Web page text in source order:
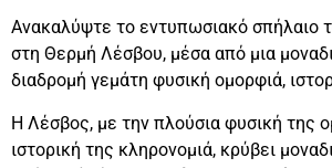
Ανακαλύψτε το εντυπωσιακό σπήλαιο
στη Θερμή Λέσβου, μέσα από μια
διαδρομή γεμάτη φυσική ομορφιά,
Η Λέσβος, με την πλούσια φυσική της
ιστορική της κληρονομιά, κρύβει